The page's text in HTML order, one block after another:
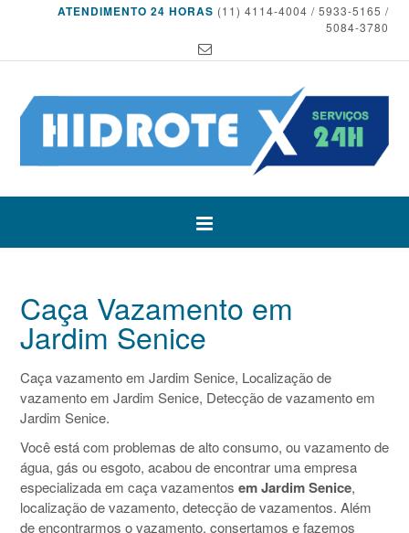
ATENDIMENTO 24 HORAS (11) 4114-4004 / 5933-5165 /
5084-3780
Caça Vazamento em
Jardim Senice
Caça vazamento em Jardim Senice, Localização de
vazamento em Jardim Senice, Detecção de vazamento em
Jardim Senice.
Você está com problemas de alto consumo, ou vazamento de
água, gás ou esgoto, acabou de encontrar uma empresa
especializada em caça vazamentos em Jardim Senice,
localização de vazamento, detecção de vazamentos. Além
de encontrarmos o vazamento, consertamos e fazemos